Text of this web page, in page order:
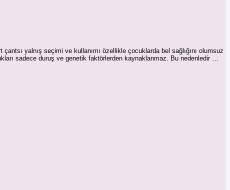
yalnış seçimi ve kullanımı özellikle çocuklarda bel sağlığını olumsuz
sadece duruş ve genetik faktörlerden kaynaklanmaz. Bu nedenledir …